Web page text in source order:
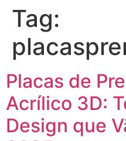
Tag:
Placas de
Acrílico 3D:
Design que